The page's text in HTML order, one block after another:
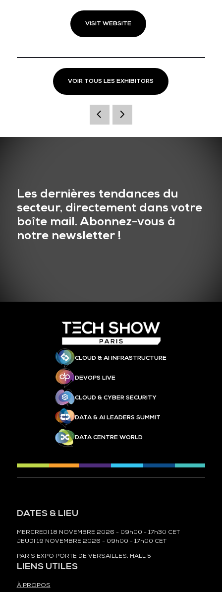
VISIT WEBSITE
VOIR TOUS LES EXHIBITORS
Les dernières tendances du
secteur, directement dans votre
boîte mail. Abonnez-vous à
notre newsletter !
CLOUD & AI INFRASTRUCTURE
DEVOPS LIVE
CLOUD & CYBER SECURITY
DATA & AI LEADERS SUMMIT
DATA CENTRE WORLD
DATES & LIEU
MERCREDI 18 NOVEMBRE 2026 - 09h00 - 17h30 CET
JEUDI 19 NOVEMBRE 2026 - 09h00 - 17h00 CET
PARIS EXPO PORTE DE VERSAILLES, HALL 5
LIENS UTILES
À PROPOS